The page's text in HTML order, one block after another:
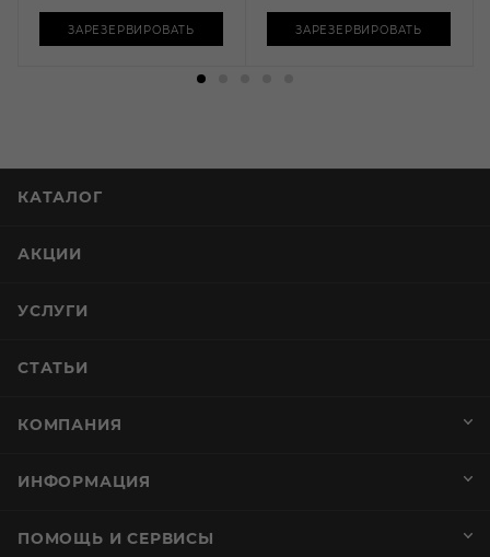
ЗАРЕЗЕРВИРОВАТЬ ЗАРЕЗЕРВИРОВАТЬ
КАТАЛОГ
АКЦИИ
УСЛУГИ
СТАТЬИ
КОМПАНИЯ
ИНФОРМАЦИЯ
ПОМОЩЬ И СЕРВИСЫ